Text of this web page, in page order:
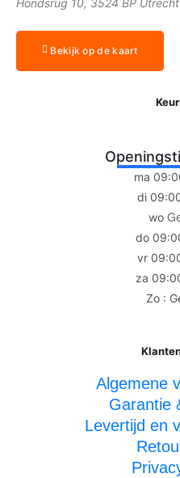
Bekijk op de kaart
ma
di
wo
do
vr
za
Zo :
Algemene
Garantie
Levertijd en